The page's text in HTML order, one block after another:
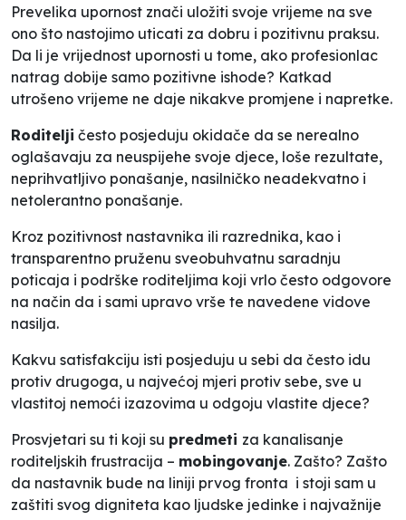
Prevelika upornost znači uložiti svoje vrijeme na sve
ono što nastojimo uticati za dobru i pozitivnu praksu.
Da li je vrijednost upornosti u tome, ako profesionlac
natrag dobije samo pozitivne ishode? Katkad
utrošeno vrijeme ne daje nikakve promjene i napretke.
Roditelji često posjeduju okidače da se nerealno
oglašavaju za neuspijehe svoje djece, loše rezultate,
neprihvatljivo ponašanje, nasilničko neadekvatno i
netolerantno ponašanje.
Kroz pozitivnost nastavnika ili razrednika, kao i
transparentno pruženu sveobuhvatnu saradnju
poticaja i podrške roditeljima koji vrlo često odgovore
na način da i sami upravo vrše te navedene vidove
nasilja.
Kakvu satisfakciju isti posjeduju u sebi da često idu
protiv drugoga, u najvećoj mjeri protiv sebe, sve u
vlastitoj nemoći izazovima u odgoju vlastite djece?
Prosvjetari su ti koji su predmeti za kanalisanje
roditeljskih frustracija – mobingovanje. Zašto? Zašto
da nastavnik bude na liniji prvog fronta i stoji sam u
zaštiti svog digniteta kao ljudske jedinke i najvažnije